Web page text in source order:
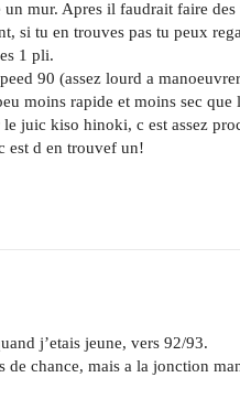
un mur. Apres il faudrait faire des
si tu en trouves pas tu peux
1 pli.
90 (assez lourd a
moins rapide et moins sec que
le juic kiso hinoki, c est assez
est d en trouvef un!
j’etais jeune, vers 92/93.
de chance, mais a la jonction